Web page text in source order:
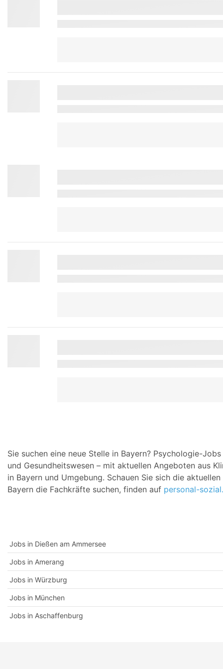
Sie suchen eine neue Stelle in Bayern? Psychologie-
und Gesundheitswesen – mit aktuellen Angeboten aus
in Bayern und Umgebung. Schauen Sie sich die
Bayern die Fachkräfte suchen, finden auf personal-
Jobs in Dießen am Ammersee
Jobs in Amerang
Jobs in Würzburg
Jobs in München
Jobs in Aschaffenburg